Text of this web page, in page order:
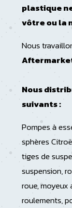
plastique
vôtre ou la
Nous
Nous
suivants :
Pompes à
sphères
tiges de
suspension,
roue, moyeux
roulements,